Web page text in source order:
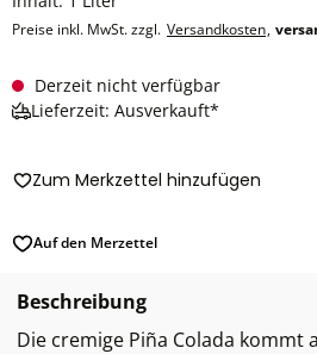
Preise inkl. MwSt. zzgl. Versandkosten,
Derzeit nicht verfügbar
Lieferzeit: Ausverkauft*
Zum Merkzettel hinzufügen
Auf den Merzettel
Beschreibung
Die cremige Piña Colada kommt